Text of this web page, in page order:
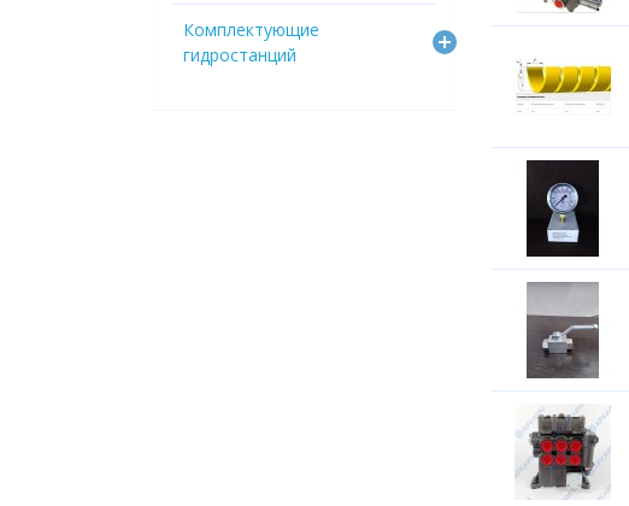
Комплектующие
гидростанций